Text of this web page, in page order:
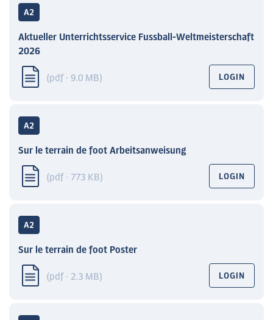
A2
Aktueller Unterrichtsservice Fussball-Weltmeisterschaft
2026
(pdf · 9.0 MB) LOGIN
A2
Sur le terrain de foot Arbeitsanweisung
(pdf · 773 KB) LOGIN
A2
Sur le terrain de foot Poster
(pdf · 2.3 MB) LOGIN